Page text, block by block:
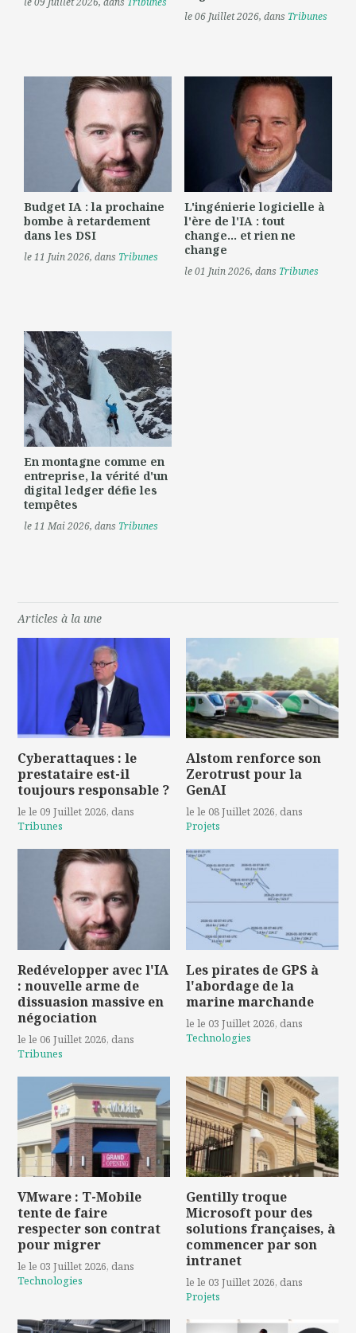
le 06 Juillet 2026, dans Tribunes
Budget IA : la prochaine
bombe à retardement
dans les DSI
le 11 Juin 2026, dans Tribunes
L'ingénierie logicielle à
l'ère de l'IA : tout
change... et rien ne
change
le 01 Juin 2026, dans Tribunes
En montagne comme en
entreprise, la vérité d'un
digital ledger défie les
tempêtes
le 11 Mai 2026, dans Tribunes
Articles à la une
Cyberattaques : le
prestataire est-il
toujours responsable ?
le le 09 Juillet 2026, dans
Tribunes
Alstom renforce son
Zerotrust pour la
GenAI
le le 08 Juillet 2026, dans
Projets
Redévelopper avec l'IA
: nouvelle arme de
dissuasion massive en
négociation
le le 06 Juillet 2026, dans
Tribunes
Les pirates de GPS à
l'abordage de la
marine marchande
le le 03 Juillet 2026, dans
Technologies
VMware : T-Mobile
tente de faire
respecter son contrat
pour migrer
le le 03 Juillet 2026, dans
Technologies
Gentilly troque
Microsoft pour des
solutions françaises, à
commencer par son
intranet
le le 03 Juillet 2026, dans
Projets